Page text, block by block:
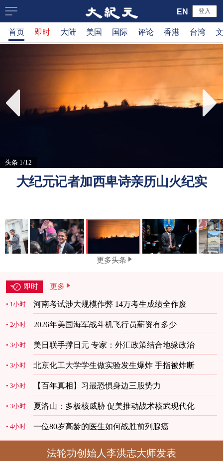
大
纪
新
网
登入
EN
首页 即时 大陆 美国 国际 评论 香港 台湾
头条 1/12
大纪元记者加西卑诗亲历山火纪实
更多头条
即时 更多
1小时 河南考试涉大规模作弊 14万考生成绩全作废
2小时 2026年美国海军战斗机飞行员薪资有多少
3小时 美日联手撑日元 专家：外汇政策结合地缘政治
3小时 北京化工大学学生做实验发生爆炸 手指被炸断
3小时 【百年真相】习最恐惧身边三股势力
3小时 夏洛山：多极核威胁 促美推动战术核武现代化
4小时 一位80岁高龄的医生如何战胜前列腺癌
法轮功创始人李洪志大师发表